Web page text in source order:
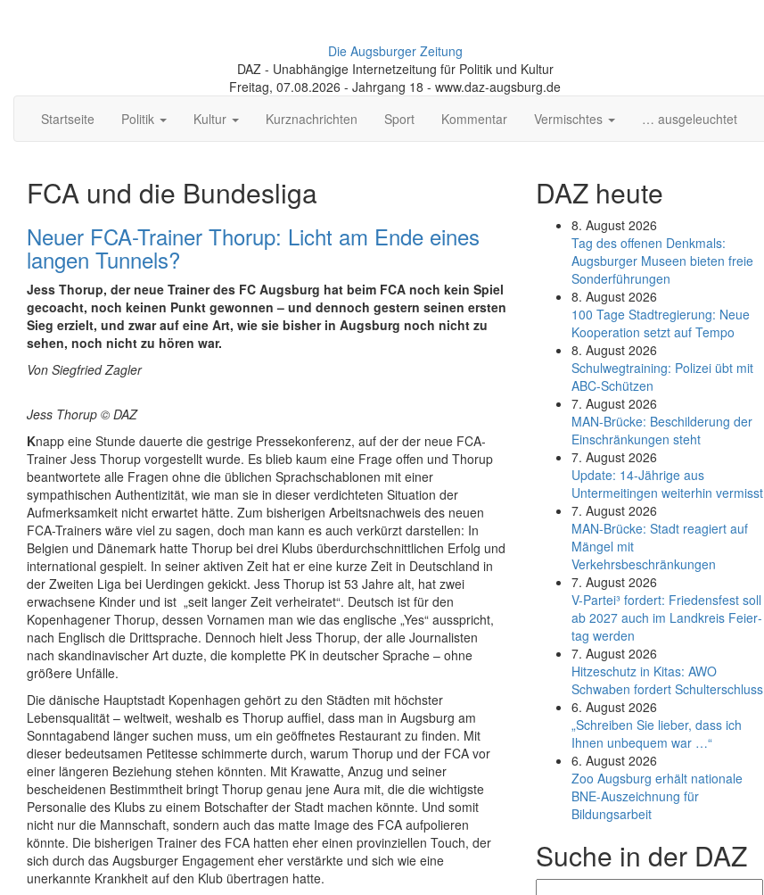
Die Augsburger Zeitung
DAZ - Unabhängige Internetzeitung für Politik und Kultur
Freitag, 07.08.2026 - Jahrgang 18 - www.daz-augsburg.de
Startseite
Politik Kultur Kurznachrichten Sport Kommentar Vermischtes … ausgeleuchtet
FCA und die Bundesliga
Neuer FCA-Trainer Thorup: Licht am Ende eines
langen Tunnels?
Jess Thorup, der neue Trainer des FC Augsburg hat beim FCA noch kein Spiel
gecoacht, noch keinen Punkt gewonnen – und dennoch gestern seinen ersten
Sieg erzielt, und zwar auf eine Art, wie sie bisher in Augsburg noch nicht zu
sehen, noch nicht zu hören war.
Von Siegfried Zagler
Jess Thorup © DAZ
Knapp eine Stunde dauerte die gestrige Pressekonferenz, auf der der neue FCA-
Trainer Jess Thorup vorgestellt wurde. Es blieb kaum eine Frage offen und Thorup
beantwortete alle Fragen ohne die üblichen Sprachschablonen mit einer
sympathischen Authentizität, wie man sie in dieser verdichteten Situation der
Aufmerksamkeit nicht erwartet hätte. Zum bisherigen Arbeitsnachweis des neuen
FCA-Trainers wäre viel zu sagen, doch man kann es auch verkürzt darstellen: In
Belgien und Dänemark hatte Thorup bei drei Klubs überdurchschnittlichen Erfolg und
international gespielt. In seiner aktiven Zeit hat er eine kurze Zeit in Deutschland in
der Zweiten Liga bei Uerdingen gekickt. Jess Thorup ist 53 Jahre alt, hat zwei
erwachsene Kinder und ist „seit langer Zeit verheiratet“. Deutsch ist für den
Kopenhagener Thorup, dessen Vornamen man wie das englische „Yes“ ausspricht,
nach Englisch die Drittsprache. Dennoch hielt Jess Thorup, der alle Journalisten
nach skandinavischer Art duzte, die komplette PK in deutscher Sprache – ohne
größere Unfälle.
Die dänische Hauptstadt Kopenhagen gehört zu den Städten mit höchster
Lebensqualität – weltweit, weshalb es Thorup auffiel, dass man in Augsburg am
Sonntagabend länger suchen muss, um ein geöffnetes Restaurant zu finden. Mit
dieser bedeutsamen Petitesse schimmerte durch, warum Thorup und der FCA vor
einer längeren Beziehung stehen könnten. Mit Krawatte, Anzug und seiner
bescheidenen Bestimmtheit bringt Thorup genau jene Aura mit, die die wichtigste
Personalie des Klubs zu einem Botschafter der Stadt machen könnte. Und somit
nicht nur die Mannschaft, sondern auch das matte Image des FCA aufpolieren
könnte. Die bisherigen Trainer des FCA hatten eher einen provinziellen Touch, der
sich durch das Augsburger Engagement eher verstärkte und sich wie eine
unerkannte Krankheit auf den Klub übertragen hatte.
DAZ heute
8. August 2026
Tag des offenen Denkmals:
Augsburger Museen bieten freie
Sonderführungen
8. August 2026
100 Tage Stadtregierung: Neue
Kooperation setzt auf Tempo
8. August 2026
Schul­weg­trai­ning: Poli­zei übt mit
ABC-Schüt­zen
7. August 2026
MAN-Brücke: Beschilderung der
Einschränkungen steht
7. August 2026
Update: 14-Jährige aus
Untermeitingen weiterhin vermisst
7. August 2026
MAN-Brücke: Stadt reagiert auf
Mängel mit
Verkehrsbeschränkungen
7. August 2026
V-Partei­³ fordert: Friedens­fest soll
ab 2027 auch im Land­kreis Feier­
tag werden
7. August 2026
Hitzeschutz in Kitas: AWO
Schwaben fordert Schulterschluss
6. August 2026
„Schreiben Sie lieber, dass ich
Ihnen unbequem war …“
6. August 2026
Zoo Augsburg erhält nationale
BNE-Auszeichnung für
Bildungsarbeit
Suche in der DAZ